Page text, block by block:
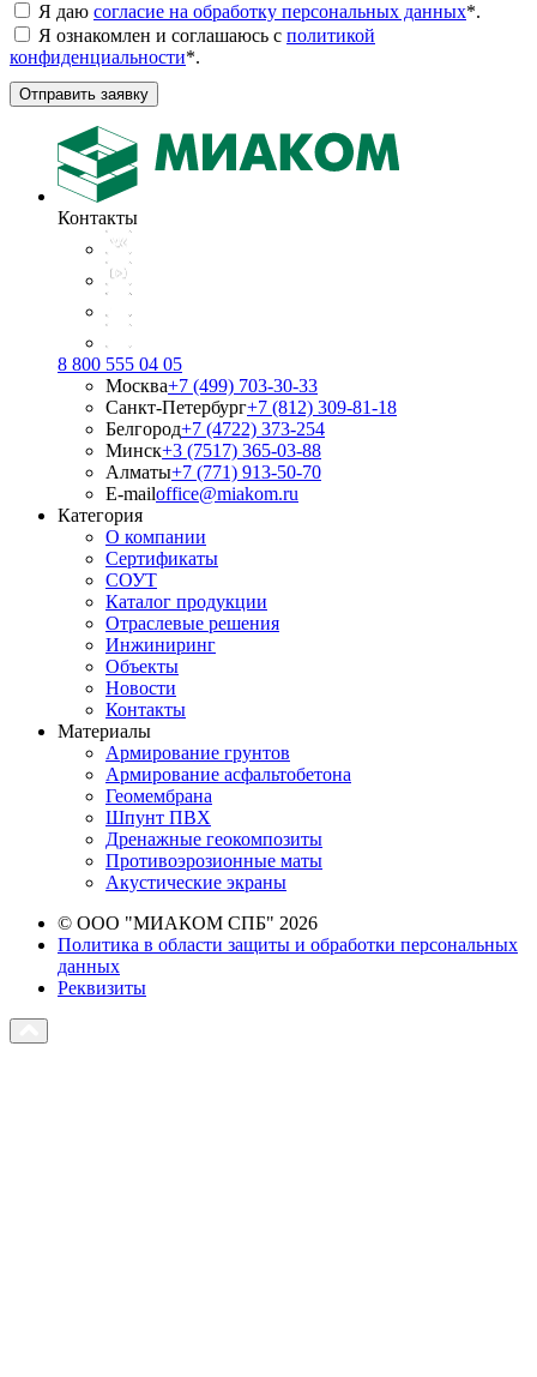
Я даю согласие на обработку персональных данных*.
Я ознакомлен и соглашаюсь с политикой
конфиденциальности*.
Отправить заявку
Контакты
8 800 555 04 05
Москва+7 (499) 703-30-33
Санкт-Петербург+7 (812) 309-81-18
Белгород+7 (4722) 373-254
Минск+3 (7517) 365-03-88
Алматы+7 (771) 913-50-70
E-mailoffice@miakom.ru
Категория
О компании
Сертификаты
СОУТ
Каталог продукции
Отраслевые решения
Инжиниринг
Объекты
Новости
Контакты
Материалы
Армирование грунтов
Армирование асфальтобетона
Геомембрана
Шпунт ПВХ
Дренажные геокомпозиты
Противоэрозионные маты
Акустические экраны
© ООО "МИАКОМ СПБ" 2026
Политика в области защиты и обработки персональных
данных
Реквизиты